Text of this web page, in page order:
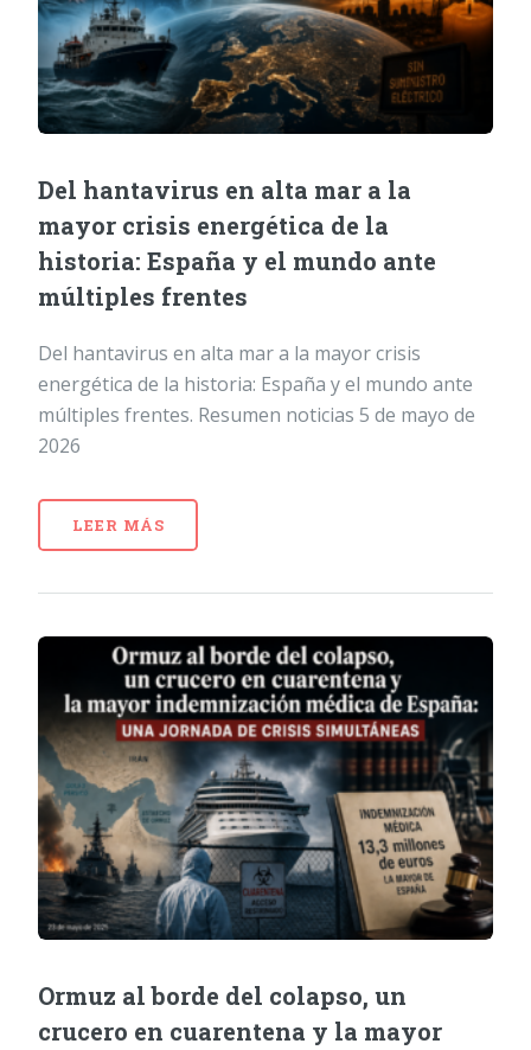
Del hantavirus en alta mar a la
mayor crisis energética de la
historia: España y el mundo ante
múltiples frentes
Del hantavirus en alta mar a la mayor crisis
energética de la historia: España y el mundo ante
múltiples frentes. Resumen noticias 5 de mayo de
2026
LEER MÁS
Ormuz al borde del colapso, un
crucero en cuarentena y la mayor